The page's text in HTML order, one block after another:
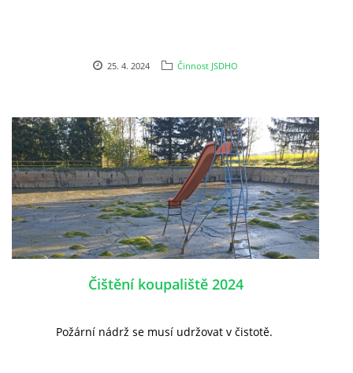
25. 4. 2024 Činnost JSDHO
Čištění koupaliště 2024
Požární nádrž se musí udržovat v čistotě.